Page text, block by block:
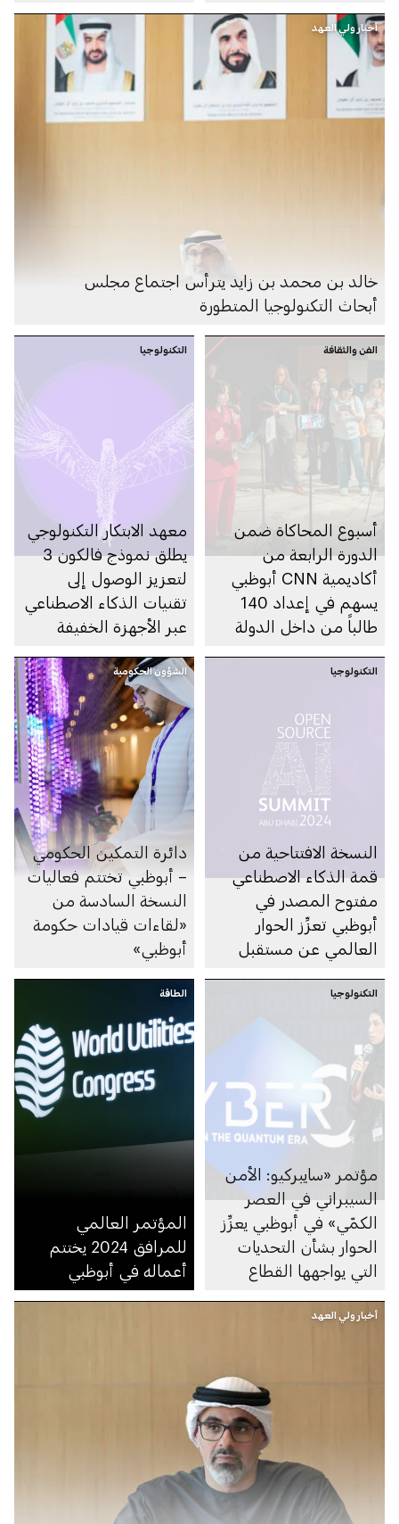
البيئية
أخبار ولي العهد
خالد بن محمد بن زايد يترأس اجتماع مجلس
أبحاث التكنولوجيا المتطورة
الفن والثقافة
أسبوع المحاكاة ضمن
الدورة الرابعة من
أكاديمية CNN أبوظبي
يسهم في إعداد 140
طالباً من داخل الدولة
الصحافة المسؤولة
التكنولوجيا
معهد الابتكار التكنولوجي
يطلق نموذج فالكون 3
لتعزيز الوصول إلى
تقنيات الذكاء الاصطناعي
عبر الأجهزة الخفيفة
التكنولوجيا
النسخة الافتتاحية من
قمة الذكاء الاصطناعي
مفتوح المصدر في
أبوظبي تعزِّز الحوار
العالمي عن مستقبل
الشؤون الحكومية
دائرة التمكين الحكومي
– أبوظبي تختتم فعاليات
النسخة السادسة من
«لقاءات قيادات حكومة
أبوظبي»
التكنولوجيا
مؤتمر «سايبركيو: الأمن
السيبراني في العصر
الكمّي» في أبوظبي يعزِّز
الحوار بشأن التحديات
التي يواجهها القطاع
الطاقة
المؤتمر العالمي
للمرافق 2024 يختتم
أعماله في أبوظبي
أخبار ولي العهد